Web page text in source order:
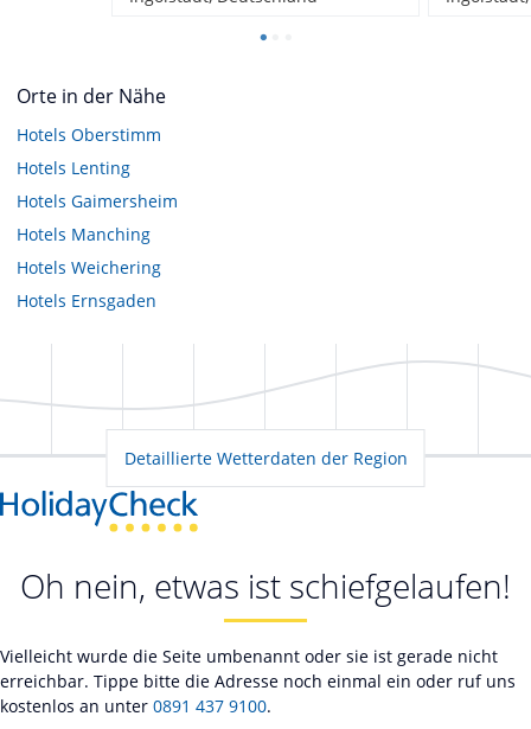
Orte in der Nähe
Hotels Oberstimm
Hotels Lenting
Hotels Gaimersheim
Hotels Manching
Hotels Weichering
Hotels Ernsgaden
Detaillierte Wetterdaten der Region
Oh nein, etwas ist schiefgelaufen!
Vielleicht wurde die Seite umbenannt oder sie ist gerade nicht
erreichbar. Tippe bitte die Adresse noch einmal ein oder ruf uns
kostenlos an unter 0891 437 9100.